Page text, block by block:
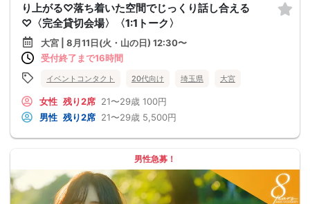
り上がる♡落ち着いた空間でじっくり話し合える
♡〈完全貸切会場〉〈1:1トーク〉
大宮 | 8月11日(火・山の日) 12:30〜
受付終了まで16時間
イベントコンタクト 20代向け 埼玉県 大宮
女性 残り2席 21〜29歳 100円
男性 残り2席 21〜29歳 5,500円
男性急募！